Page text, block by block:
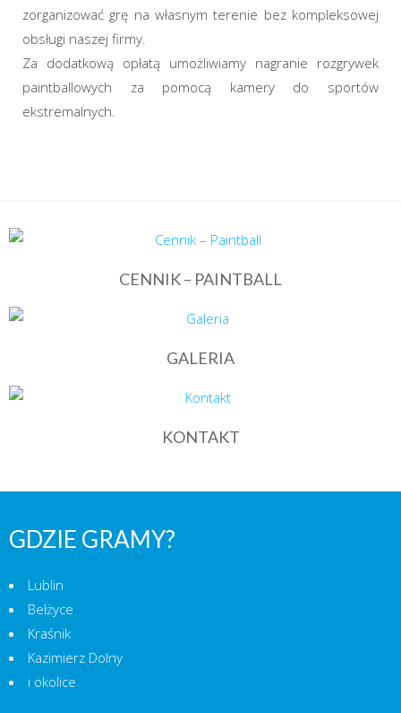
zorganizować grę na własnym terenie bez kompleksowej
obsługi naszej firmy.
Za dodatkową opłatą umożliwiamy nagranie rozgrywek
paintballowych za pomocą kamery do sportów
ekstremalnych.
CENNIK – PAINTBALL
GALERIA
KONTAKT
GDZIE GRAMY?
Lublin
Bełżyce
Kraśnik
Kazimierz Dolny
i okolice